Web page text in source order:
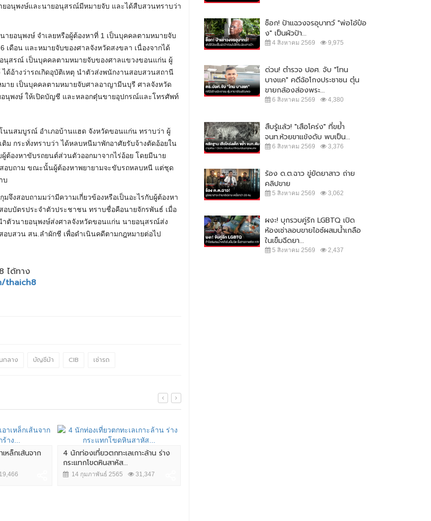
อนุพงษ์และนายอนุสรณ์มีหมายจับ และได้สืบสวนทราบว่า
ยอนุพงษ์ จำเลยหรือผู้ต้องหาที่ 1 เป็นบุคคลตามหมายจับ
ดือน และหมายจับของศาลจังหวัดสงขลา เนื่องจากได้
นุสรณ์ เป็นบุคคลตามหมายจับของศาลแขวงขอนแก่น ผู้
ด้อ้างว่ารถเกิดอุบัติเหตุ นำตัวส่งพนักงานสอบสวนสถานี
าย เป็นบุคคลตามหมายจับศาลอาญามีนบุรี ศาลจังหวัด
อนุพงษ์ ให้เปิดบัญชี และหลอกตุ๋นขายอุปกรณ์และโทรศัพท์
นสมบูรณ์ อำเภอบ้านแฮด จังหวัดขอนแก่น ทราบว่า ผู้
ม กระทั่งทราบว่า ได้หลบหนีมาพักอาศัยรับจ้างตัดอ้อยใน
ต้องหาขับรถยนต์ส่วนตัวออกมาจากไร่อ้อย โดยมีนาย
อบถาม ขณะนั้นผู้ต้องหาพยายามจะขับรถหลบหนี แต่ชุด
บ
งสอบถามมว่ามีความเกี่ยวข้องหรือเป็นอะไรกับผู้ต้องหา
อบบัตรประจำตัวประชาชน ทราบชื่อคือนายจักรพันธ์ เมื่อ
ำตัวนายอนุพงษ์ส่งศาลจังหวัดขอนแก่น นายอนุสรณ์ส่ง
บสวน สน.ลำผักชี เพื่อดำเนินคดีตามกฎหมายต่อไป
ได้ทาง
thaich8
กลาง บัญชีม้า CIB เช่ารถ
หล็กเส้นจาก
19,466
4 นักท่องเที่ยวตกทะเลเกาะล้าน ร่าง
กระแทกโขดหินสาหัส...
14 กุมภาพันธ์ 2565 31,347
ช็อก! ป้าแฉวงจรอุบาทว์ "พ่อไอ้ป๋อ
ง" เป็นผัวป้า...
4 สิงหาคม 2569 9,975
ด่วน! ตำรวจ ปอศ. จับ "โทน
บางแค" คดีฉ้อโกงประชาชน ตุ๋น
ขายกล้องส่องพระ...
6 สิงหาคม 2569 4,380
สืบรู้แล้ว! "เสือโคร่ง" ที่ขย้ำ
จนท.ห้วยขาแข้งดับ พบเป็น...
6 สิงหาคม 2569 3,376
ร้อง ด.ต.ฉาว ขู่ยัดยาสาว ถ่าย
คลิปขาย
5 สิงหาคม 2569 3,062
ผงะ! บุกรวบคู่รัก LGBTQ เปิด
ห้องเช่าลอบขายไอซ์ผสมน้ำเกลือ
ในเข็มฉีดยา...
5 สิงหาคม 2569 2,437